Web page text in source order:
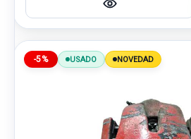
-5% USADO NOVEDAD